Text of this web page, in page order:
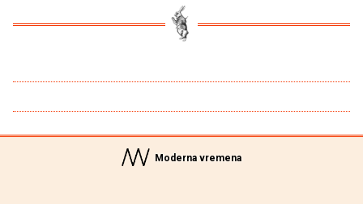
Moderna vremena